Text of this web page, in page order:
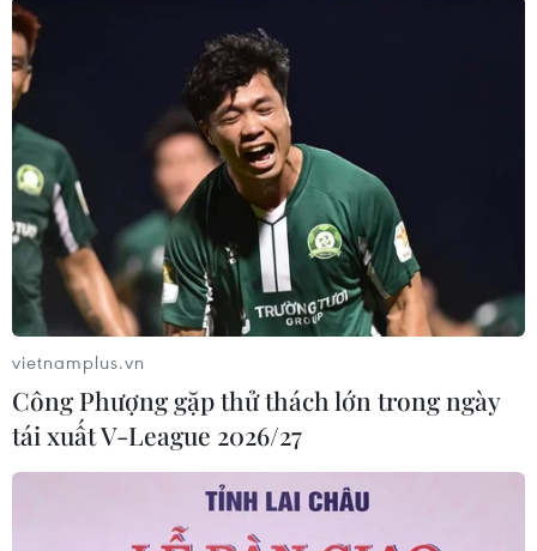
vietnamplus.vn
Công Phượng gặp thử thách lớn trong ngày
tái xuất V-League 2026/27